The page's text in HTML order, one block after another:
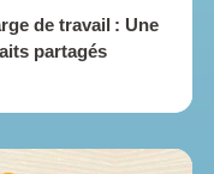
de travail : Une
partagés